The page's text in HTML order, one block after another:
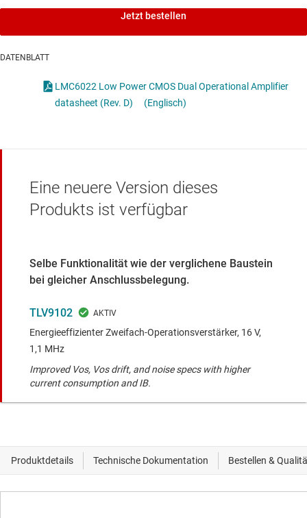
Jetzt bestellen
DATENBLATT
LMC6022 Low Power CMOS Dual Operational Amplifier
datasheet (Rev. D)
(Englisch)
Eine neuere Version dieses
Produkts ist verfügbar
Selbe Funktionalität wie der verglichene Baustein
bei gleicher Anschlussbelegung.
TLV9102
Energieeffizienter Zweifach-Operationsverstärker, 16 V,
1,1 MHz
Improved Vos, Vos drift, and noise specs with higher
current consumption and IB.